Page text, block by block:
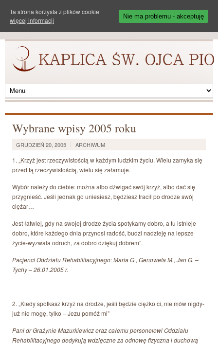
Wybrane wpisy 2005 roku
GRUDZIEŃ 20, 2005 ARCHIWUM
1. „Krzyż jest rzeczywistością w każdym ludzkim życiu. Wielu zamyka się
przed tą rzeczywistością, wielu się załamuje.
Wybór należy do ciebie: można albo dźwigać swój krzyż, albo dać się
przygnieść. Jeśli jednak go uniesiesz, będziesz tracił po drodze swój
ciężar…
Jest łatwiej, gdy na swojej drodze życia spotykamy dobro, a tu istnieje
dobro, które każdego dnia przynosi radość, budzi nadzieję na lepsze
życie-wyzwala odruch, za dobro dziękuj dobrem”.
Pacjenci Oddziału Rehabilitacyjnego: Maria G., Genowefa M., Jan G. –
Tychy – 26.01.2005 r.
2. „Kiedy spotkasz krzyż na drodze, jeśli będzie ciężko ci, nie mów nigdy-
już nie mogę, tylko – Jezu pomóż mi”
Pani dr Grażynie Mazurkiewicz oraz całemu personelowi Oddziału
Rehabilitacyjnego dedykują wdzięczne za odnowę fizyczna i duchową
Ta strona korzysta z plików cookie
więcej informacji
Nie ma problemu - akceptuję